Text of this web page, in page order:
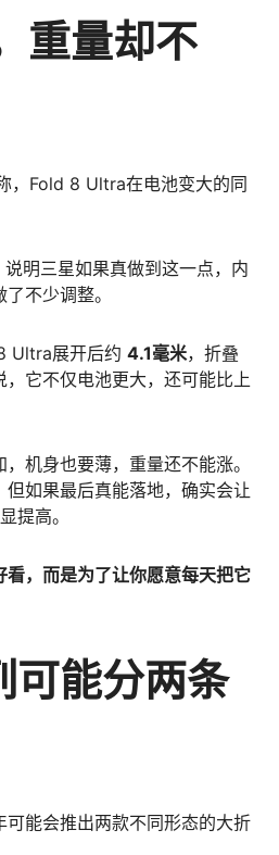
重量却不
，Fold 8 Ultra在电池变大的同
明三星如果真做到这一点，内
不少调整。
Ultra展开后约4.1毫米，折叠
，它不仅电池更大，还可能比上
机身也要薄，重量还不能涨。
如果最后真能落地，确实会让
提高。
，而是为了让你愿意每天把它
可能分两条
可能会推出两款不同形态的大折